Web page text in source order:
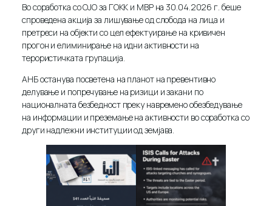
Во соработка со ОЈО за ГОКК и МВР на 30.04.2026 г. беше
спроведена акција за лишување од слобода на лица и
претреси на објекти со цел ефектуирање на кривичен
прогон и елиминирање на идни активности на
терористичката групација.
АНБ останува посветена на планот на превентивно
делување и попречување на ризици и закани по
националната безбедност преку навремено обезбедување
на информации и преземање на активности во соработка со
други надлежни институции од земјава.